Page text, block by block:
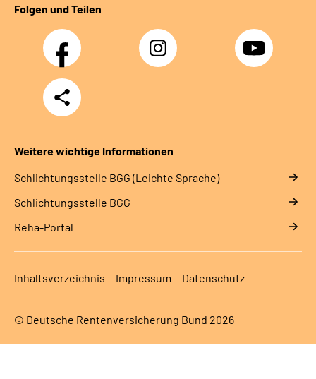
Folgen und Teilen
Facebook Instagram YouTube
Teilen
Weitere wichtige Informationen
Schlich­tungs­stel­le BGG (Leichte Sprache)
Schlich­tungs­stel­le BGG
Reha-Portal
Inhaltsverzeichnis Impressum Datenschutz
© Deutsche Rentenversicherung Bund 2026